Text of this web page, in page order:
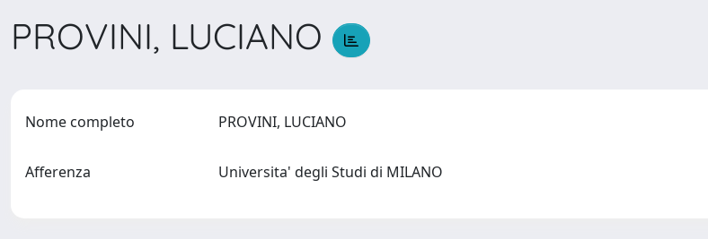
PROVINI, LUCIANO
Nome completo PROVINI, LUCIANO
Afferenza Universita' degli Studi di MILANO